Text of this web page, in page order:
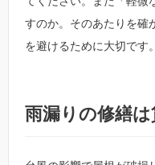
すのか。そのあたりを確
を避けるために大切です。
雨漏りの修繕